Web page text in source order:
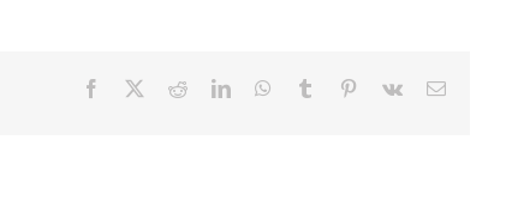
Facebook RedditLinkedInWhatsApp
Tumblr Pinterest
Vk Email